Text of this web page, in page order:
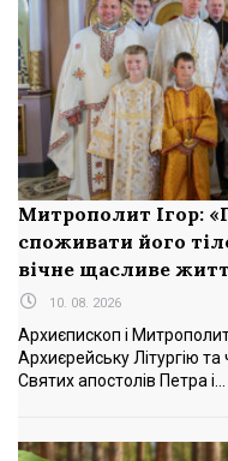
Митрополит Ігор:
споживати його
вічне щасливе
10. 08. 2026
Архиєпископ і
Архиєрейську Літургію
Святих апостолів Петра і...